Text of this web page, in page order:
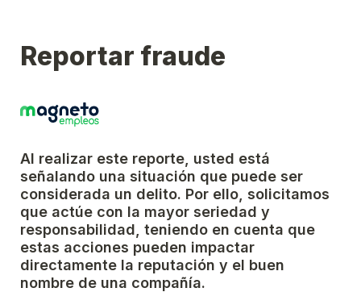
Reportar fraude
Al realizar este reporte, usted está
señalando una situación que puede ser
considerada un delito. Por ello, solicitamos
que actúe con la mayor seriedad y
responsabilidad, teniendo en cuenta que
estas acciones pueden impactar
directamente la reputación y el buen
nombre de una compañía.